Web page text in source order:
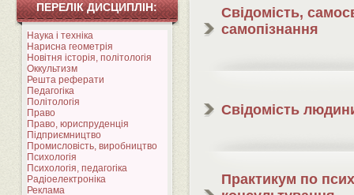
ПЕРЕЛІК ДИСЦИПЛІН:
Наука і техніка
Нарисна геометрія
Новітня історія, політологія
Оккультизм
Решта реферати
Педагогіка
Політологія
Право
Право, юриспруденція
Підприємництво
Промисловість, виробництво
Психологія
Психологія, педагогіка
Радіоелектроніка
Реклама
Свідомість,
самопізнання
Свідомість
Практикум по